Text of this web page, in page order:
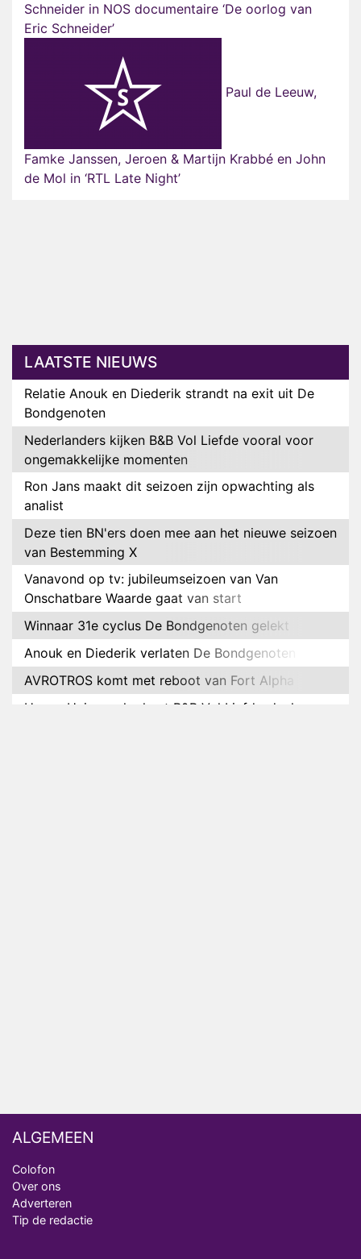
Schneider in NOS documentaire ‘De oorlog van
Eric Schneider’
Paul de Leeuw,
Famke Janssen, Jeroen & Martijn Krabbé en John
de Mol in ‘RTL Late Night’
LAATSTE NIEUWS
Relatie Anouk en Diederik strandt na exit uit De
Bondgenoten
Nederlanders kijken B&B Vol Liefde vooral voor
ongemakkelijke momenten
Ron Jans maakt dit seizoen zijn opwachting als
analist
Deze tien BN'ers doen mee aan het nieuwe seizoen
van Bestemming X
Vanavond op tv: jubileumseizoen van Van
Onschatbare Waarde gaat van start
Winnaar 31e cyclus De Bondgenoten gelekt
Anouk en Diederik verlaten De Bondgenoten
AVROTROS komt met reboot van Fort Alpha
Henny Huisman herkent B&B Vol Liefde-deelnemer
ALGEMEEN
Colofon
Over ons
Adverteren
Tip de redactie